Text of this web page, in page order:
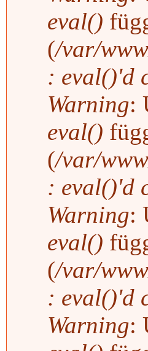
eval()
(/var/
: eval()'d
Warning:
eval()
(/var/
: eval()'d
Warning:
eval()
(/var/
: eval()'d
Warning: